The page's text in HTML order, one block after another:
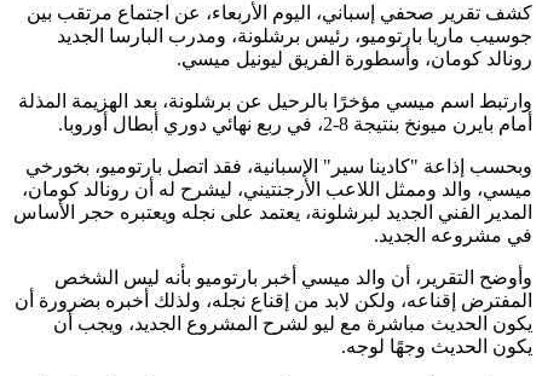
كشف تقرير صحفي إسباني، اليوم الأربعاء، عن اجتماع مرتقب بين
جوسيب ماريا بارتوميو، رئيس برشلونة، ومدرب البارسا الجديد
رونالد كومان، وأسطورة الفريق ليونيل ميسي.
وارتبط اسم ميسي مؤخرًا بالرحيل عن برشلونة، بعد الهزيمة المذلة
أمام بايرن ميونخ بنتيجة 8-2، في ربع نهائي دوري أبطال أوروبا.
وبحسب إذاعة "كادينا سير" الإسبانية، فقد اتصل بارتوميو، بخورخي
ميسي، والد وممثل اللاعب الأرجنتيني، ليشرح له أن رونالد كومان،
المدير الفني الجديد لبرشلونة، يعتمد على نجله ويعتبره حجر الأساس
في مشروعه الجديد.
وأوضح التقرير، أن والد ميسي أخبر بارتوميو بأنه ليس الشخص
المفترض إقناعه، ولكن لابد من إقناع نجله، ولذلك أخبره بضرورة أن
يكون الحديث مباشرة مع ليو لشرح المشروع الجديد، ويجب أن
يكون الحديث وجهًا لوجه.